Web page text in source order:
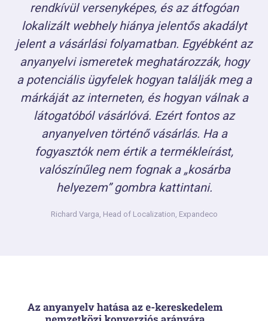
rendkívül versenyképes, és az átfogóan
lokalizált webhely hiánya jelentős akadályt
jelent a vásárlási folyamatban. Egyébként az
anyanyelvi ismeretek meghatározzák, hogy
a potenciális ügyfelek hogyan találják meg a
márkáját az interneten, és hogyan válnak a
látogatóból vásárlóvá. Ezért fontos az
anyanyelven történő vásárlás. Ha a
fogyasztók nem értik a termékleírást,
valószínűleg nem fognak a „kosárba
helyezem” gombra kattintani.
Richard Varga, Head of Localization, Expandeco